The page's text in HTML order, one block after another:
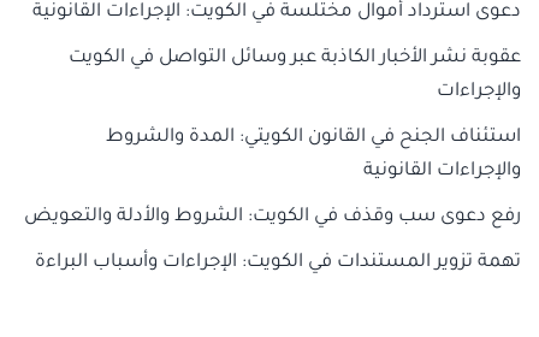
دعوى استرداد أموال مختلسة في الكويت: الإجراءات القانونية
عقوبة نشر الأخبار الكاذبة عبر وسائل التواصل في الكويت
والإجراءات
استئناف الجنح في القانون الكويتي: المدة والشروط
والإجراءات القانونية
رفع دعوى سب وقذف في الكويت: الشروط والأدلة والتعويض
تهمة تزوير المستندات في الكويت: الإجراءات وأسباب البراءة